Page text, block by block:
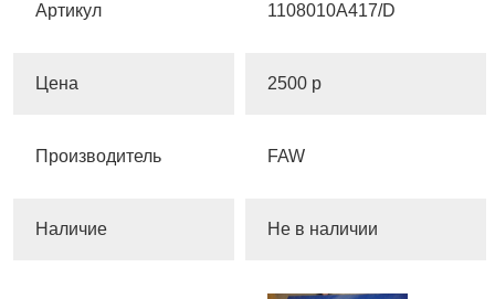
Артикул 1108010A417/D
Цена 2500 р
Производитель FAW
Наличие Не в наличии